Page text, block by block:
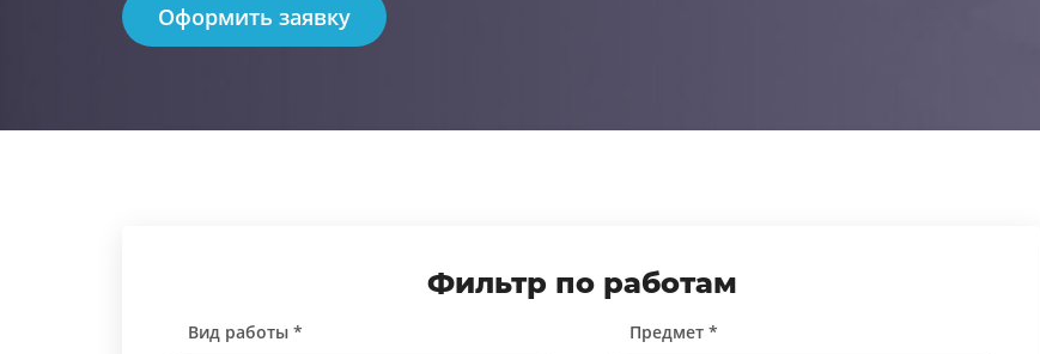
Оформить заявку
Фильтр по работам
Вид работы * Предмет *